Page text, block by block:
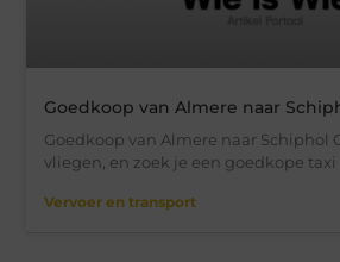
Goedkoop van Almere naar
Goedkoop van Almere naar Schiphol
vliegen, en zoek je een goedkope taxi
Vervoer en transport